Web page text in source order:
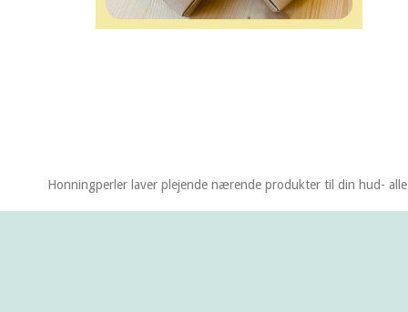
Honningperler laver plejende nærende produkter til din hud-